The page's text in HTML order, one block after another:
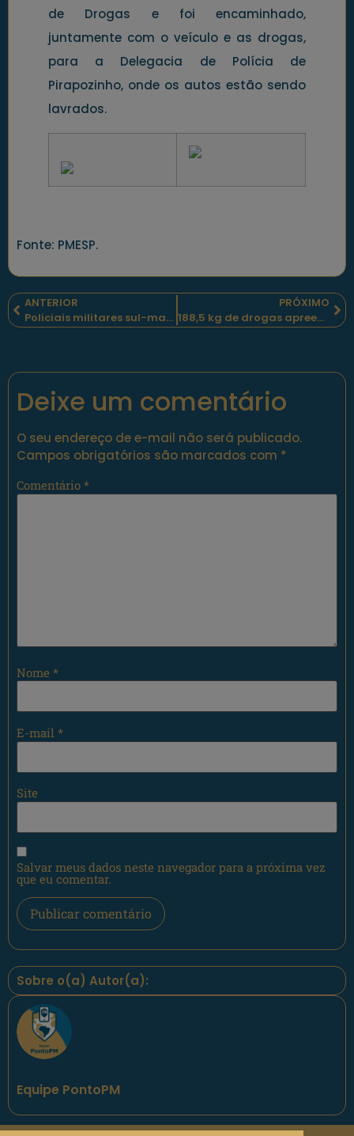
de Drogas e foi encaminhado,
juntamente com o veículo e as drogas,
para a Delegacia de Polícia de
Pirapozinho, onde os autos estão sendo
lavrados.
Fonte: PMESP.
ANTERIOR
Policiais militares sul-mato-grossenses apreendem dois adolescentes, arma e munições em Rio Brilhante-MS
PRÓXIMO
188,5 kg de drogas apreendidos e prisão de duas pessoas, em Foz do Iguaçu-PR, pelos policiais militares paranaenses
Deixe um comentário
O seu endereço de e-mail não será publicado.
Campos obrigatórios são marcados com *
Comentário *
Nome *
E-mail *
Site
Salvar meus dados neste navegador para a próxima vez
que eu comentar.
Sobre o(a) Autor(a):
Equipe PontoPM